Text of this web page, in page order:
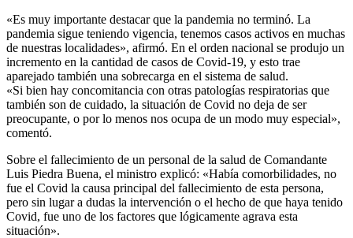
«Es muy importante destacar que la pandemia no terminó. La
pandemia sigue teniendo vigencia, tenemos casos activos en muchas
de nuestras localidades», afirmó. En el orden nacional se produjo un
incremento en la cantidad de casos de Covid-19, y esto trae
aparejado también una sobrecarga en el sistema de salud.
«Si bien hay concomitancia con otras patologías respiratorias que
también son de cuidado, la situación de Covid no deja de ser
preocupante, o por lo menos nos ocupa de un modo muy especial»,
comentó.
Sobre el fallecimiento de un personal de la salud de Comandante
Luis Piedra Buena, el ministro explicó: «Había comorbilidades, no
fue el Covid la causa principal del fallecimiento de esta persona,
pero sin lugar a dudas la intervención o el hecho de que haya tenido
Covid, fue uno de los factores que lógicamente agrava esta
situación».